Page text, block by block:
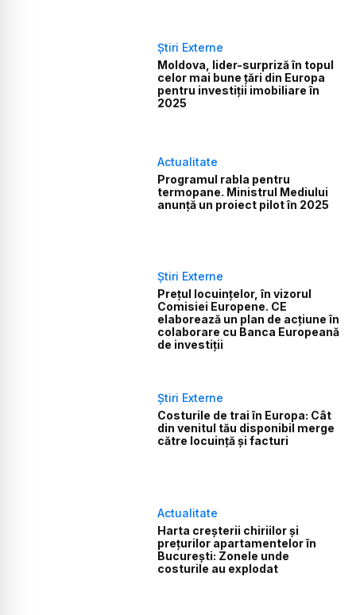
Știri Externe
Moldova, lider-surpriză în topul
celor mai bune țări din Europa
pentru investiții imobiliare în
2025
Actualitate
Programul rabla pentru
termopane. Ministrul Mediului
anunță un proiect pilot în 2025
Știri Externe
Prețul locuințelor, în vizorul
Comisiei Europene. CE
elaborează un plan de acțiune în
colaborare cu Banca Europeană
de investiții
Știri Externe
Costurile de trai în Europa: Cât
din venitul tău disponibil merge
către locuință și facturi
Actualitate
Harta creșterii chiriilor și
prețurilor apartamentelor în
București: Zonele unde
costurile au explodat